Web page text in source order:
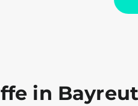
in